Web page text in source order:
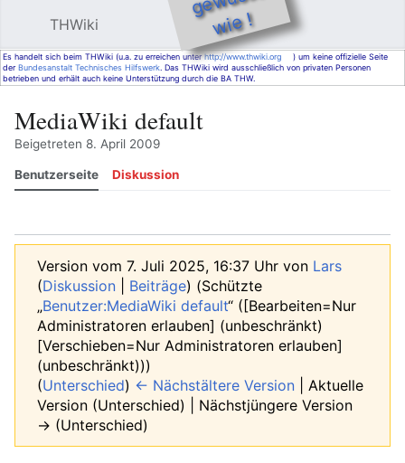
THWiki e !
Es handelt sich beim THWiki (u.a. zu erreichen unterhttp://www.thwiki.org
) um keine offizielle Seite
derBundesanstalt Technisches Hilfswerk. Das THWiki wird ausschließlich von privaten Personen
betrieben und erhält auch keine Unterstützung durch die BA THW.
MediaWiki default
Beigetreten 8. April 2009
Benutzerseite Diskussion
Version vom 7. Juli 2025, 16:37 Uhr von Lars
(Diskussion Beiträge) (Schützte
„Benutzer:MediaWiki default“ ([Bearbeiten=Nur
Administratoren erlauben] (unbeschränkt)
[Verschieben=Nur Administratoren erlauben]
(unbeschränkt)))
(Unterschied) ← Nächstältere Version | Aktuelle
Version (Unterschied) | Nächstjüngere Version
→ (Unterschied)